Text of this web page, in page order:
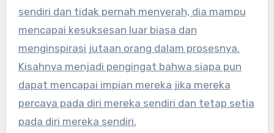
sendiri dan tidak pernah menyerah, dia mampu
mencapai kesuksesan luar biasa dan
menginspirasi jutaan orang dalam prosesnya.
Kisahnya menjadi pengingat bahwa siapa pun
dapat mencapai impian mereka jika mereka
percaya pada diri mereka sendiri dan tetap setia
pada diri mereka sendiri.